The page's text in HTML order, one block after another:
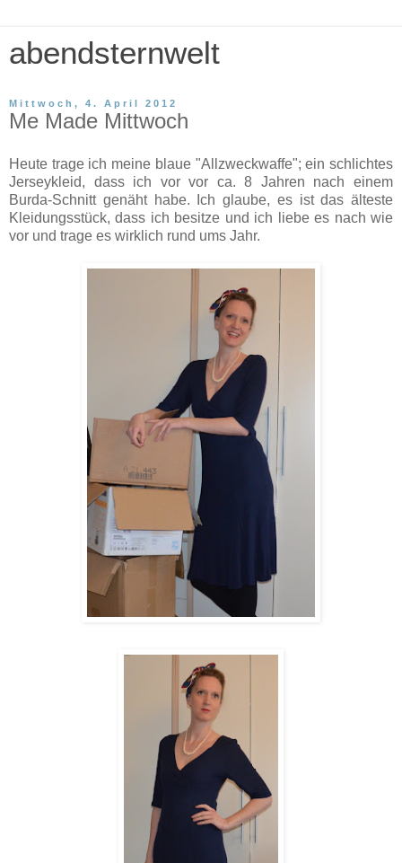
abendsternwelt
Mittwoch, 4. April 2012
Me Made Mittwoch
Heute trage ich meine blaue "Allzweckwaffe"; ein schlichtes
Jerseykleid, dass ich vor vor ca. 8 Jahren nach einem
Burda-Schnitt genäht habe. Ich glaube, es ist das älteste
Kleidungsstück, dass ich besitze und ich liebe es nach wie
vor und trage es wirklich rund ums Jahr.